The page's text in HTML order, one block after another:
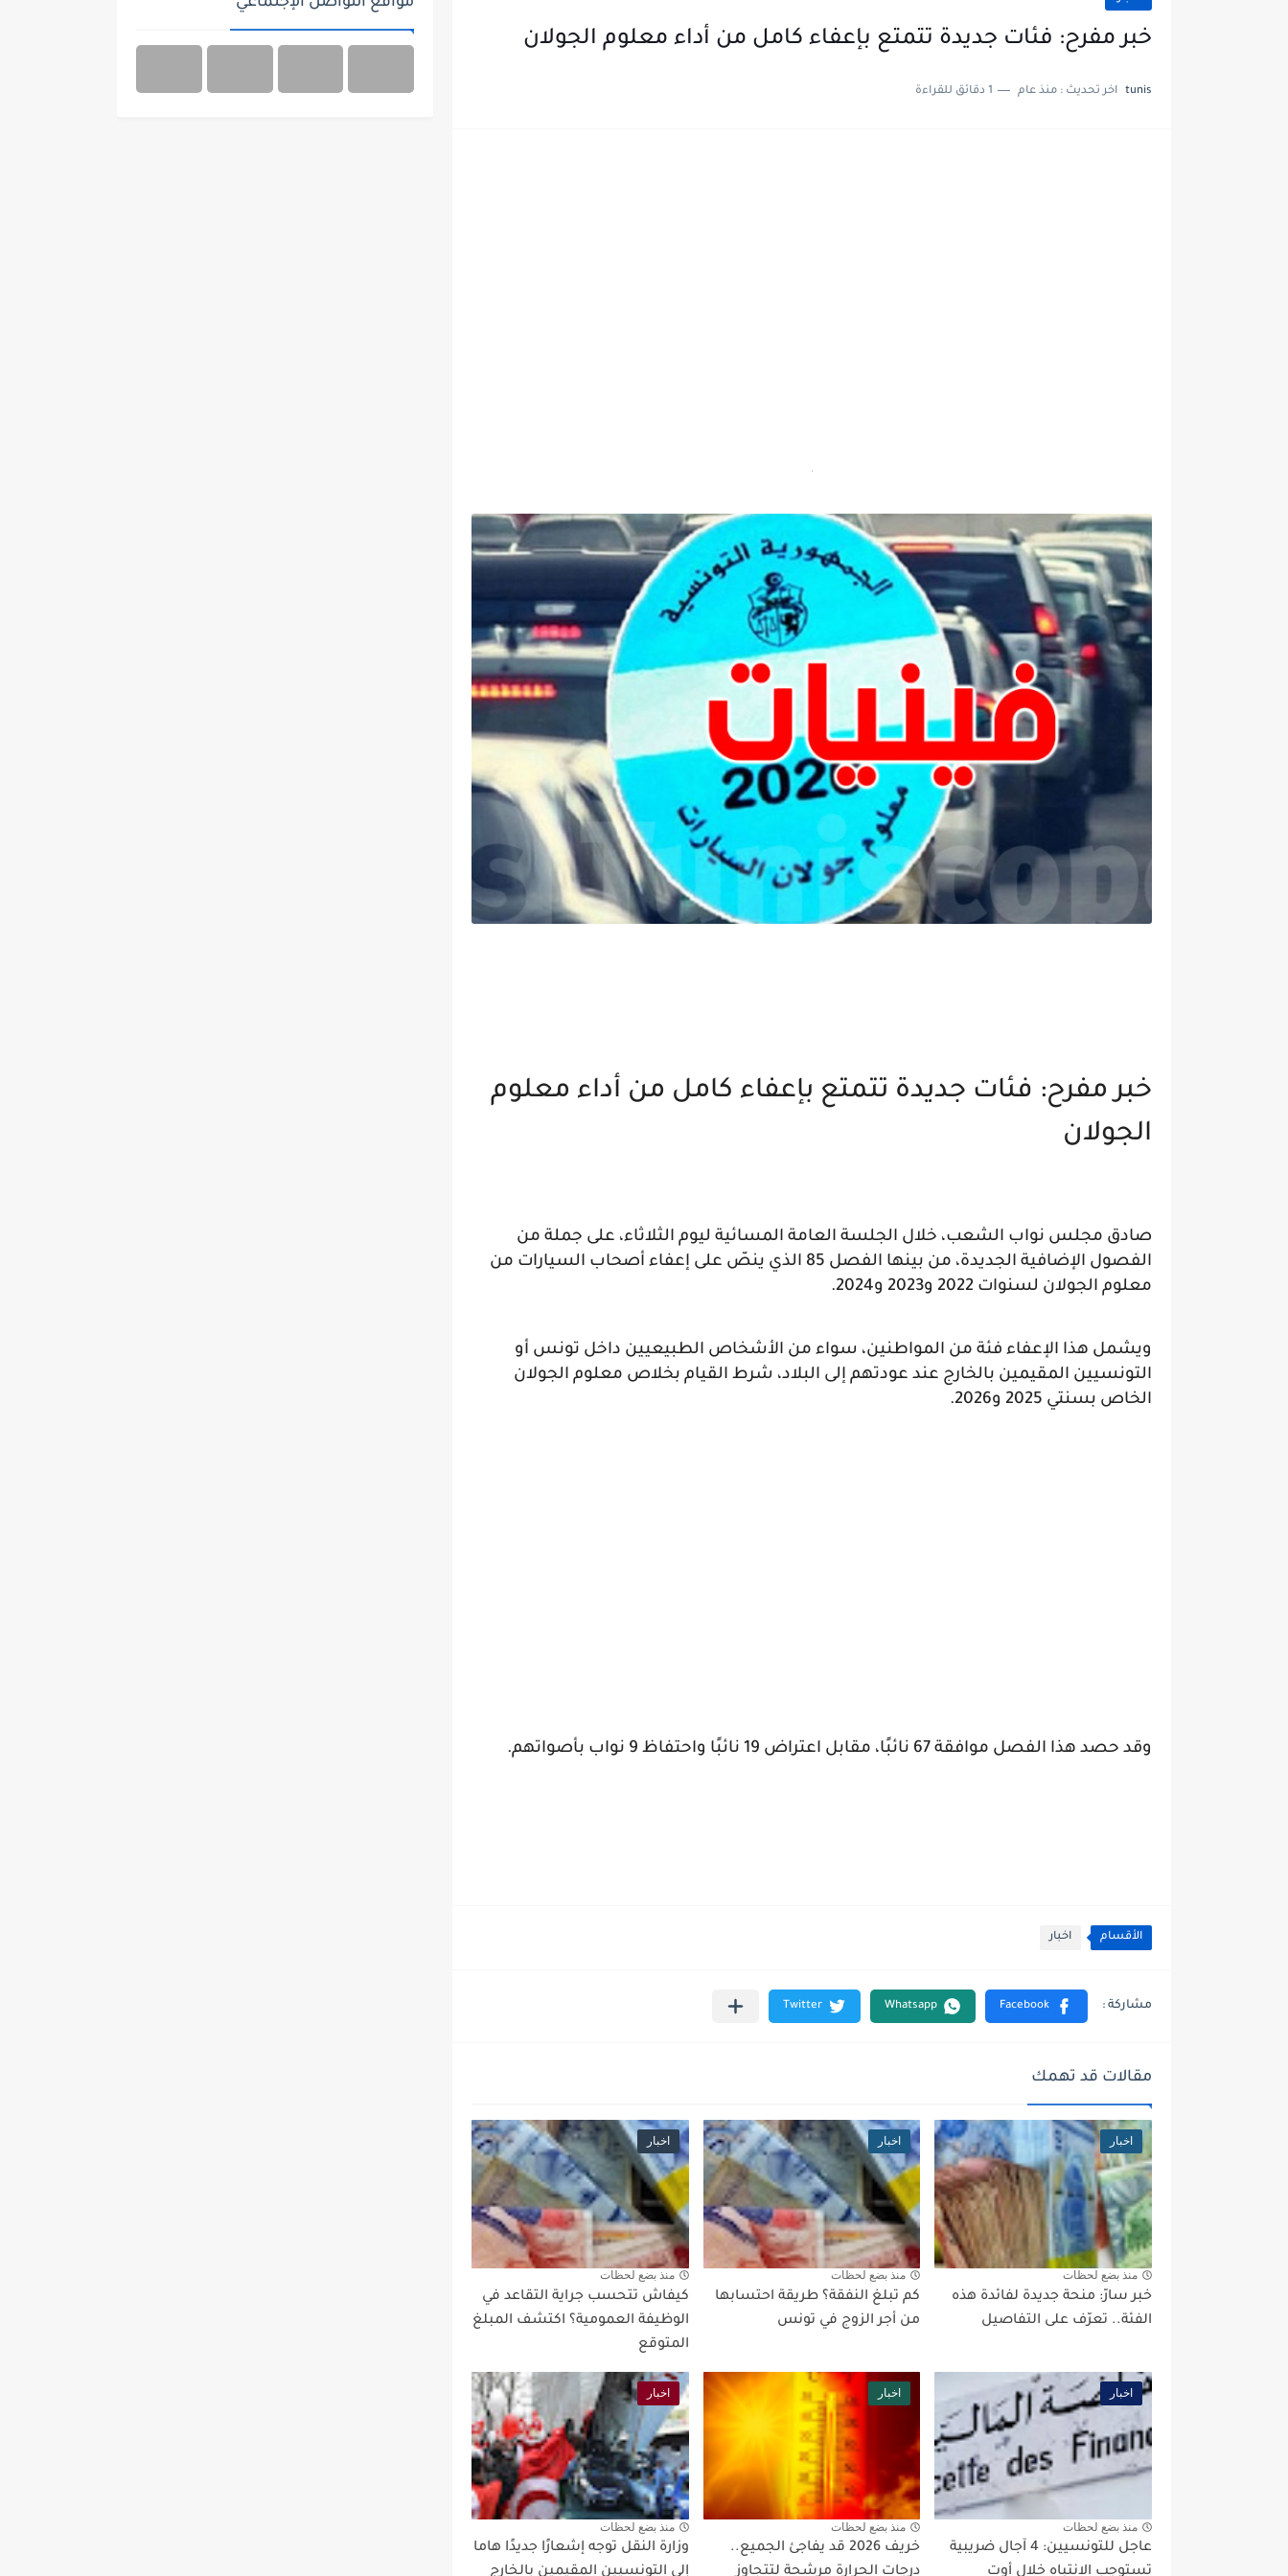
خبر مفرح: فئات جديدة تتمتع بإعفاء كامل من أداء معلوم الجولان
tunis اخر تحديث : منذ عام 1 دقائق للقراءة
خبر مفرح: فئات جديدة تتمتع بإعفاء كامل من أداء معلوم
الجولان
صادق مجلس نواب الشعب، خلال الجلسة العامة المسائية ليوم الثلاثاء، على جملة من
الفصول الإضافية الجديدة، من بينها الفصل 85 الذي ينصّ على إعفاء أصحاب السيارات من
معلوم الجولان لسنوات 2022 و2023 و2024.
ويشمل هذا الإعفاء فئة من المواطنين، سواء من الأشخاص الطبيعيين داخل تونس أو
التونسيين المقيمين بالخارج عند عودتهم إلى البلاد، شرط القيام بخلاص معلوم الجولان
الخاص بسنتي 2025 و2026.
وقد حصد هذا الفصل موافقة 67 نائبًا، مقابل اعتراض 19 نائبًا واحتفاظ 9 نواب بأصواتهم.
الأقسام اخبار
مقالات قد تهمك
اخبار
منذ بضع لحظات
خبر سارّ: منحة جديدة لفائدة هذه
الفئة.. تعرّف على التفاصيل
اخبار
منذ بضع لحظات
كم تبلغ النفقة؟ طريقة احتسابها
من أجر الزوج في تونس
اخبار
منذ بضع لحظات
كيفاش تتحسب جراية التقاعد في
الوظيفة العمومية؟ اكتشف المبلغ
المتوقع
اخبار
منذ بضع لحظات
عاجل للتونسيين: 4 آجال ضريبية
تستوجب الانتباه خلال أوت
اخبار
منذ بضع لحظات
خريف 2026 قد يفاجئ الجميع..
درجات الحرارة مرشحة لتتجاوز
اخبار
منذ بضع لحظات
وزارة النقل توجه إشعارًا جديدًا هاما
إلى التونسيين المقيمين بالخارج